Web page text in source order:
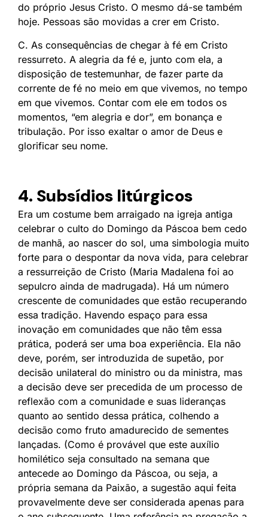
do próprio Jesus Cristo. O mesmo dá-se também
hoje. Pessoas são movidas a crer em Cristo.
C. As consequências de chegar à fé em Cristo
ressurreto. A alegria da fé e, junto com ela, a
disposição de testemunhar, de fazer parte da
corrente de fé no meio em que vivemos, no tempo
em que vivemos. Contar com ele em todos os
momentos, “em alegria e dor”, em bonança e
tribulação. Por isso exaltar o amor de Deus e
glorificar seu nome.
4. Subsídios litúrgicos
Era um costume bem arraigado na igreja antiga
celebrar o culto do Domingo da Páscoa bem cedo
de manhã, ao nascer do sol, uma simbologia muito
forte para o despontar da nova vida, para celebrar
a ressurreição de Cristo (Maria Madalena foi ao
sepulcro ainda de madrugada). Há um número
crescente de comunidades que estão recuperando
essa tradição. Havendo espaço para essa
inovação em comunidades que não têm essa
prática, poderá ser uma boa experiência. Ela não
deve, porém, ser introduzida de supetão, por
decisão unilateral do ministro ou da ministra, mas
a decisão deve ser precedida de um processo de
reflexão com a comunidade e suas lideranças
quanto ao sentido dessa prática, colhendo a
decisão como fruto amadurecido de sementes
lançadas. (Como é provável que este auxílio
homilético seja consultado na semana que
antecede ao Domingo da Páscoa, ou seja, a
própria semana da Paixão, a sugestão aqui feita
provavelmente deve ser considerada apenas para